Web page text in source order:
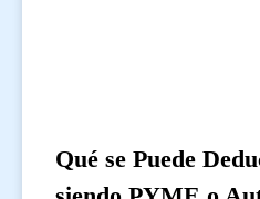
Qué se Puede